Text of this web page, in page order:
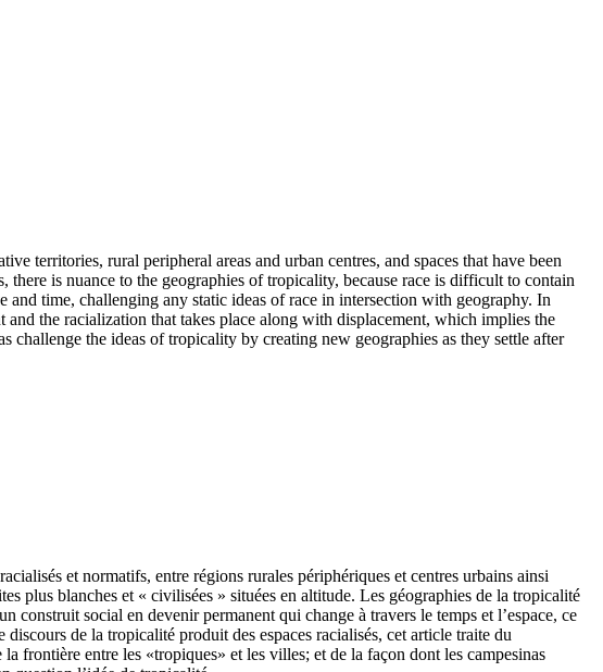
territories, rural peripheral areas and urban centres, and spaces that have been
is nuance to the geographies of tropicality, because race is difficult to contain
time, challenging any static ideas of race in intersection with geography. In
the racialization that takes place along with displacement, which implies the
the ideas of tropicality by creating new geographies as they settle after
et normatifs, entre régions rurales périphériques et centres urbains ainsi
plus blanches et « civilisées » situées en altitude. Les géographies de la tropicalité
construit social en devenir permanent qui change à travers le temps et l’espace, ce
de la tropicalité produit des espaces racialisés, cet article traite du
frontière entre les «tropiques» et les villes; et de la façon dont les campesinas